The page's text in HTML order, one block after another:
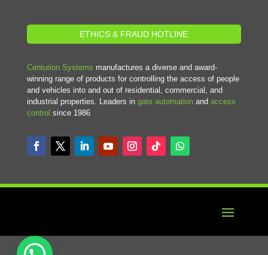
ETHICS & FRAUD HOTLINE
Centurion Systems manufactures a diverse and award-
winning range of products for controlling the access of people
and vehicles into and out of residential, commercial, and
industrial properties. Leaders in gate automationand access
control since 1986